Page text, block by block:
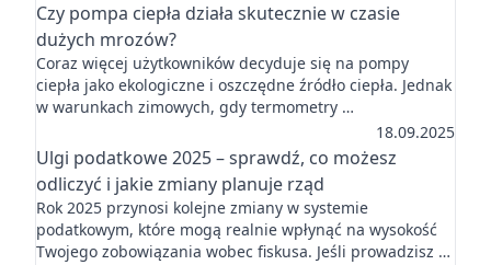
Czy pompa ciepła działa skutecznie w czasie
dużych mrozów?
Coraz więcej użytkowników decyduje się na pompy
ciepła jako ekologiczne i oszczędne źródło ciepła. Jednak
w warunkach zimowych, gdy termometry …
18.09.2025
Ulgi podatkowe 2025 – sprawdź, co możesz
odliczyć i jakie zmiany planuje rząd
Rok 2025 przynosi kolejne zmiany w systemie
podatkowym, które mogą realnie wpłynąć na wysokość
Twojego zobowiązania wobec fiskusa. Jeśli prowadzisz …